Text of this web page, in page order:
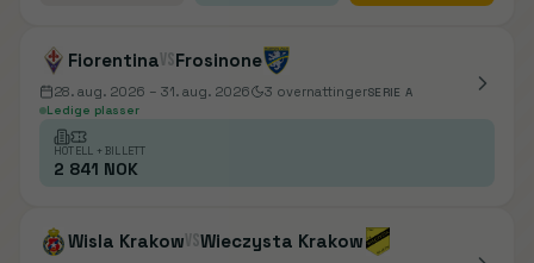
FiorentinavsFrosinone
28. aug. 2026 – 31. aug. 2026 3 overnattingerSERIE A
Ledige plasser
HOTELL + BILLETT
2 841 NOK
Wisla KrakowvsWieczysta Krakow